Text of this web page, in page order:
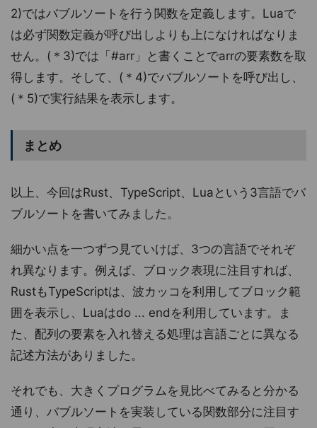
2)ではバブルソートを行う関数を定義します。Luaで
は必ず関数定義が呼び出しよりも上になければなりま
せん。(＊3)では「#arr」と書くことでarrの要素数を取
得します。そして、(＊4)でバブルソートを呼び出し、
(＊5)で実行結果を表示します。
まとめ
以上、今回はRust、TypeScript、Luaという3言語でバ
ブルソートを書いてみました。
細かい点を一つずつ見ていけば、3つの言語でそれぞ
れ異なります。例えば、ブロック表現に注目すれば、
RustもTypeScriptは、波カッコを利用してブロック範
囲を表示し、Luaはdo ... endを利用しています。ま
た、配列の要素を入れ替える処理は言語ごとに異なる
記述方法がありました。
それでも、大きくプログラムを見比べてみると分かる
通り、バブルソートを実装している関数部分に注目す